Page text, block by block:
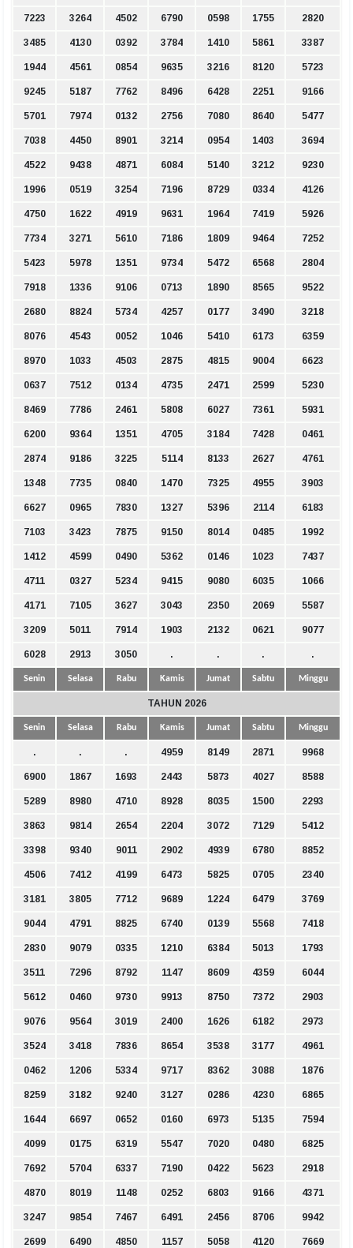
7223 3264 4502 6790 0598 1755 2820
3485 4130 0392 3784 1410 5861 3387
1944 4561 0854 9635 3216 8120 5723
9245 5187 7762 8496 6428 2251 9166
5701 7974 0132 2756 7080 8640 5477
7038 4450 8901 3214 0954 1403 3694
4522 9438 4871 6084 5140 3212 9230
1996 0519 3254 7196 8729 0334 4126
4750 1622 4919 9631 1964 7419 5926
7734 3271 5610 7186 1809 9464 7252
5423 5978 1351 9734 5472 6568 2804
7918 1336 9106 0713 1890 8565 9522
2680 8824 5734 4257 0177 3490 3218
8076 4543 0052 1046 5410 6173 6359
8970 1033 4503 2875 4815 9004 6623
0637 7512 0134 4735 2471 2599 5230
8469 7786 2461 5808 6027 7361 5931
6200 9364 1351 4705 3184 7428 0461
2874 9186 3225 5114 8133 2627 4761
1348 7735 0840 1470 7325 4955 3903
6627 0965 7830 1327 5396 2114 6183
7103 3423 7875 9150 8014 0485 1992
1412 4599 0490 5362 0146 1023 7437
4711 0327 5234 9415 9080 6035 1066
4171 7105 3627 3043 2350 2069 5587
3209 5011 7914 1903 2132 0621 9077
6028 2913 3050 . . . .
Senin Selasa Rabu Kamis Jumat Sabtu Minggu
TAHUN 2026
Senin Selasa Rabu Kamis Jumat Sabtu Minggu
. . . 4959 8149 2871 9968
6900 1867 1693 2443 5873 4027 8588
5289 8980 4710 8928 8035 1500 2293
3863 9814 2654 2204 3072 7129 5412
3398 9340 9011 2902 4939 6780 8852
4506 7412 4199 6473 5825 0705 2340
3181 3805 7712 9689 1224 6479 3769
9044 4791 8825 6740 0139 5568 7418
2830 9079 0335 1210 6384 5013 1793
3511 7296 8792 1147 8609 4359 6044
5612 0460 9730 9913 8750 7372 2903
9076 9564 3019 2400 1626 6182 2973
3524 3418 7836 8654 3538 3177 4961
0462 1206 5334 9717 8362 3088 1876
8259 3182 9240 3127 0286 4230 6865
1644 6697 0652 0160 6973 5135 7594
4099 0175 6319 5547 7020 0480 6825
7692 5704 6337 7190 0422 5623 2918
4870 8019 1148 0252 6803 9166 4371
3247 9854 7467 6491 2456 8706 9942
2699 6490 4850 1157 5058 4120 7669